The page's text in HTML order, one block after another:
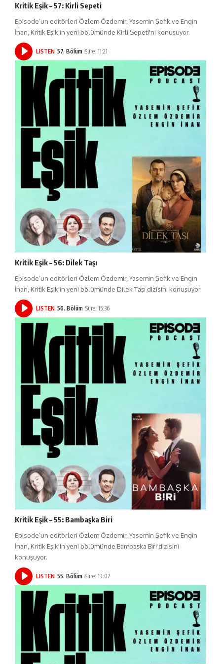
Kritik Eşik – 57: Kirli Sepeti
Episode’un editörleri Özlem Özdemir, Yasemin Şefik ve Engin
İnan, Kritik Eşik'in yeni bölümünde Kirli Sepeti'ni konuşuyor.
LISTEN 57. Bölüm Süre: 11:21
Kritik Eşik – 56: Dilek Taşı
Episode’un editörleri Özlem Özdemir, Yasemin Şefik ve Engin
İnan, Kritik Eşik'in yeni bölümünde Dilek Taşı dizisini konuşuyor.
LISTEN 56. Bölüm Süre: 15:36
Kritik Eşik – 55: Bambaşka Biri
Episode’un editörleri Özlem Özdemir, Yasemin Şefik ve Engin
İnan, Kritik Eşik'in yeni bölümünde Bambaşka Biri dizisini
konuşuyor.
LISTEN 55. Bölüm Süre: 19:07